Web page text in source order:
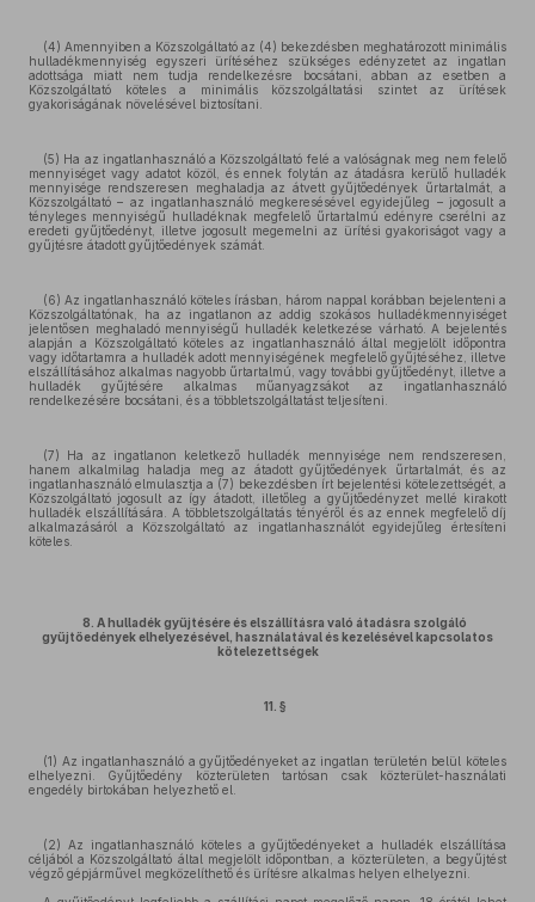
(4) Amennyiben a Közszolgáltató az (4) bekezdésben meghatározott minimális
hulladékmennyiség egyszeri ürítéséhez szükséges edényzetet az ingatlan
adottsága miatt nem tudja rendelkezésre bocsátani, abban az esetben a
Közszolgáltató köteles a minimális közszolgáltatási szintet az ürítések
gyakoriságának növelésével biztosítani.
(5) Ha az ingatlanhasználó a Közszolgáltató felé a valóságnak meg nem felelő
mennyiséget vagy adatot közöl, és ennek folytán az átadásra kerülő hulladék
mennyisége rendszeresen meghaladja az átvett gyűjtőedények űrtartalmát, a
Közszolgáltató – az ingatlanhasználó megkeresésével egyidejűleg – jogosult a
tényleges mennyiségű hulladéknak megfelelő űrtartalmú edényre cserélni az
eredeti gyűjtőedényt, illetve jogosult megemelni az ürítési gyakoriságot vagy a
gyűjtésre átadott gyűjtőedények számát.
(6) Az ingatlanhasználó köteles írásban, három nappal korábban bejelenteni a
Közszolgáltatónak, ha az ingatlanon az addig szokásos hulladékmennyiséget
jelentősen meghaladó mennyiségű hulladék keletkezése várható. A bejelentés
alapján a Közszolgáltató köteles az ingatlanhasználó által megjelölt időpontra
vagy időtartamra a hulladék adott mennyiségének megfelelő gyűjtéséhez, illetve
elszállításához alkalmas nagyobb űrtartalmú, vagy további gyűjtőedényt, illetve a
hulladék gyűjtésére alkalmas műanyagzsákot az ingatlanhasználó
rendelkezésére bocsátani, és a többletszolgáltatást teljesíteni.
(7) Ha az ingatlanon keletkező hulladék mennyisége nem rendszeresen,
hanem alkalmilag haladja meg az átadott gyűjtőedények űrtartalmát, és az
ingatlanhasználó elmulasztja a (7) bekezdésben írt bejelentési kötelezettségét, a
Közszolgáltató jogosult az így átadott, illetőleg a gyűjtőedényzet mellé kirakott
hulladék elszállítására. A többletszolgáltatás tényéről és az ennek megfelelő díj
alkalmazásáról a Közszolgáltató az ingatlanhasználót egyidejűleg értesíteni
köteles.
8. A hulladék gyűjtésére és elszállításra való átadásra szolgáló
gyűjtőedények elhelyezésével, használatával és kezelésével kapcsolatos
kötelezettségek
11. §
(1) Az ingatlanhasználó a gyűjtőedényeket az ingatlan területén belül köteles
elhelyezni. Gyűjtőedény közterületen tartósan csak közterület-használati
engedély birtokában helyezhető el.
(2) Az ingatlanhasználó köteles a gyűjtőedényeket a hulladék elszállítása
céljából a Közszolgáltató által megjelölt időpontban, a közterületen, a begyűjtést
végző gépjárművel megközelíthető és ürítésre alkalmas helyen elhelyezni.